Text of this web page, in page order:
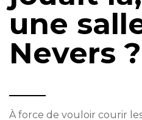
une
Nevers ?
À force de vouloir courir